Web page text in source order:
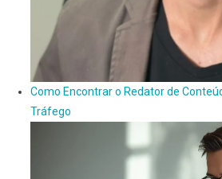
Como Encontrar o Redator de
Tráfego